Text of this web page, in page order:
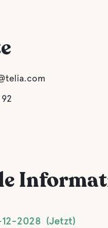
12-2028 Jetzt